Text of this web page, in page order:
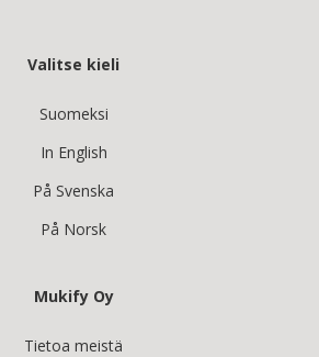
Valitse kieli
Suomeksi
In English
På Svenska
På Norsk
Mukify Oy
Tietoa meistä